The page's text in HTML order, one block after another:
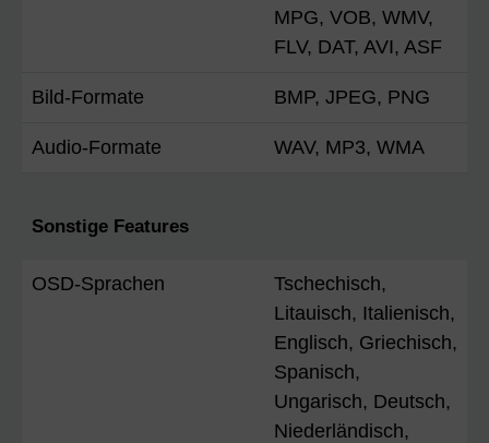
MPG, VOB, WMV,
FLV, DAT, AVI, ASF
Bild-Formate BMP, JPEG, PNG
Audio-Formate WAV, MP3, WMA
Sonstige Features
OSD-Sprachen
Tschechisch,
Litauisch, Italienisch,
Englisch, Griechisch,
Spanisch,
Ungarisch, Deutsch,
Niederländisch,